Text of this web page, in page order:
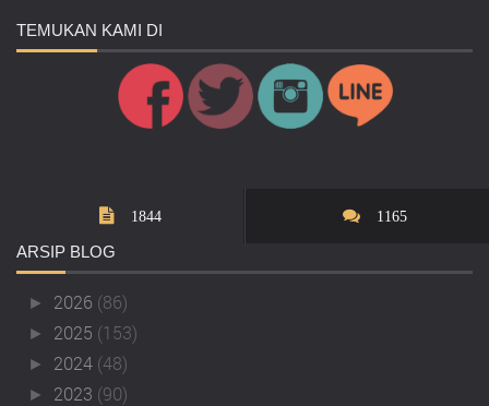
TEMUKAN KAMI DI
1844 1165
ARSIP BLOG
► 2026 (86)
► 2025 (153)
► 2024 (48)
► 2023 (90)